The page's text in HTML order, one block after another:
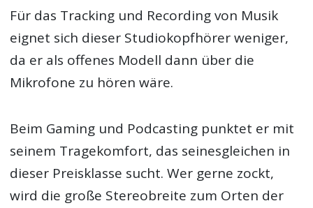
Für das Tracking und Recording von Musik
eignet sich dieser Studiokopfhörer weniger,
da er als offenes Modell dann über die
Mikrofone zu hören wäre.
Beim Gaming und Podcasting punktet er mit
seinem Tragekomfort, das seinesgleichen in
dieser Preisklasse sucht. Wer gerne zockt,
wird die große Stereobreite zum Orten der